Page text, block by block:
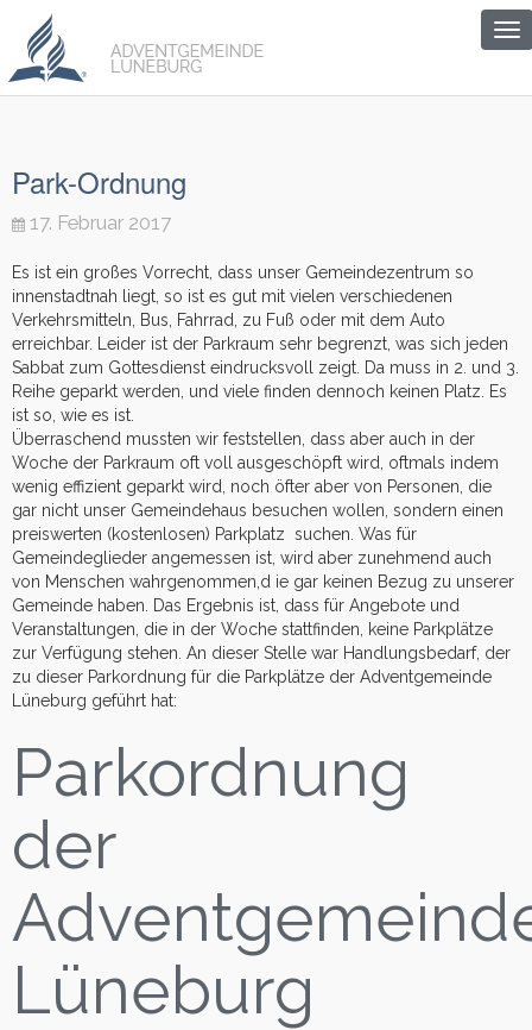
Park-Ordnung
17. Februar 2017
Es ist ein großes Vorrecht, dass unser Gemeindezentrum so
innenstadtnah liegt, so ist es gut mit vielen verschiedenen
Verkehrsmitteln, Bus, Fahrrad, zu Fuß oder mit dem Auto
erreichbar. Leider ist der Parkraum sehr begrenzt, was sich jeden
Sabbat zum Gottesdienst eindrucksvoll zeigt. Da muss in 2. und 3.
Reihe geparkt werden, und viele finden dennoch keinen Platz. Es
ist so, wie es ist.
Überraschend mussten wir feststellen, dass aber auch in der
Woche der Parkraum oft voll ausgeschöpft wird, oftmals indem
wenig effizient geparkt wird, noch öfter aber von Personen, die
gar nicht unser Gemeindehaus besuchen wollen, sondern einen
preiswerten (kostenlosen) Parkplatz suchen. Was für
Gemeindeglieder angemessen ist, wird aber zunehmend auch
von Menschen wahrgenommen,d ie gar keinen Bezug zu unserer
Gemeinde haben. Das Ergebnis ist, dass für Angebote und
Veranstaltungen, die in der Woche stattfinden, keine Parkplätze
zur Verfügung stehen. An dieser Stelle war Handlungsbedarf, der
zu dieser Parkordnung für die Parkplätze der Adventgemeinde
Lüneburg geführt hat:
Parkordnung
der
Lüneburg